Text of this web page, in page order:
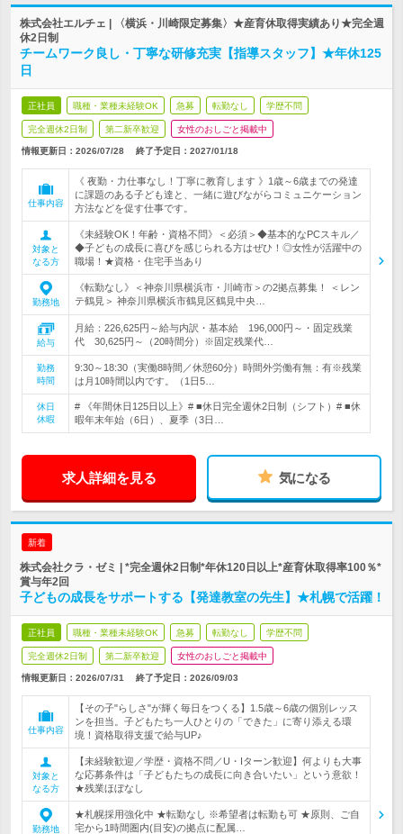
株式会社エルチェ | 〈横浜・川崎限定募集〉★産育休取得実績あり★完全週
休2日制
チームワーク良し・丁寧な研修充実【指導スタッフ】★年休125
日
正社員 職種・業種未経験OK 急募 転勤なし 学歴不問
完全週休2日制 第二新卒歓迎 女性のおしごと掲載中
情報更新日：2026/07/28 終了予定日： 2027/01/18
仕事内容
《 夜勤・力仕事なし！丁寧に教育します 》1歳～6歳までの発達
に課題のある子ども達と、一緒に遊びながらコミュニケーション
方法などを促す仕事です。
対象と
なる方
《未経験OK！年齢・資格不問》＜必須＞◆基本的なPCスキル／
◆子どもの成長に喜びを感じられる方はぜひ！◎女性が活躍中の
職場！★資格・住宅手当あり
勤務地
《転勤なし》＜神奈川県横浜市・川崎市＞の2拠点募集！ ＜レン
テ鶴見＞ 神奈川県横浜市鶴見区鶴見中央…
給与
月給：226,625円～給与内訳・基本給 196,000円～・固定残業
代 30,625円～（20時間分）※固定残業代…
勤務
時間
9:30～18:30（実働8時間／休憩60分）時間外労働有無：有※残業
は月10時間以内です。（1日5…
休日
休暇
# 《年間休日125日以上》# ■休日完全週休2日制（シフト）# ■休
暇年末年始（6日）、夏季（3日…
求人詳細を見る 気になる
新着
株式会社クラ・ゼミ | *完全週休2日制*年休120日以上*産育休取得率100％*
賞与年2回
子どもの成長をサポートする【発達教室の先生】★札幌で活躍！
正社員 職種・業種未経験OK 急募 転勤なし 学歴不問
完全週休2日制 第二新卒歓迎 女性のおしごと掲載中
情報更新日：2026/07/31 終了予定日： 2026/09/03
仕事内容
【その子"らしさ"が輝く毎日をつくる】1.5歳～6歳の個別レッス
ンを担当。子どもたち一人ひとりの「できた」に寄り添える環
境！資格取得支援で給与UP♪
対象と
なる方
【未経験歓迎／学歴・資格不問／U・Iターン歓迎】何よりも大事
な応募条件は「子どもたちの成長に向き合いたい」という意欲！
★残業ほぼなし
勤務地
★札幌採用強化中 ★転勤なし ※希望者は転勤も可 ★原則、ご自
宅から1時間圏内(目安)の拠点に配属…